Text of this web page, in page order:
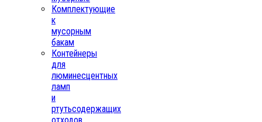
Комплектующие
к
мусорным
бакам
Контейнеры
для
люминесцентных
ламп
и
ртутьсодержащих